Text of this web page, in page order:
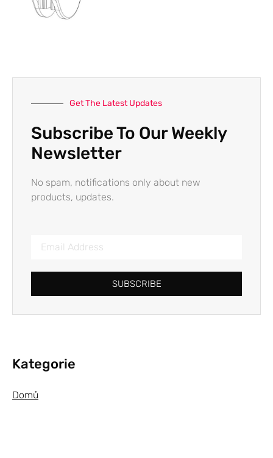
Get The Latest Updates
Subscribe To Our Weekly
Newsletter
No spam, notifications only about new
products, updates.
SUBSCRIBE
Kategorie
Domů